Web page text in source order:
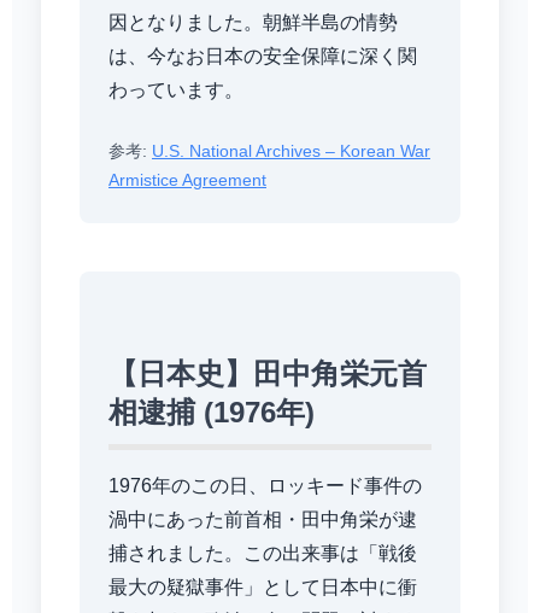
因となりました。朝鮮半島の情勢
は、今なお日本の安全保障に深く関
わっています。
参考: U.S. National Archives – Korean War
Armistice Agreement
【日本史】田中角栄元首
相逮捕 (1976年)
1976年のこの日、ロッキード事件の
渦中にあった前首相・田中角栄が逮
捕されました。この出来事は「戦後
最大の疑獄事件」として日本中に衝